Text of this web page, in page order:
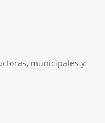
municipales y